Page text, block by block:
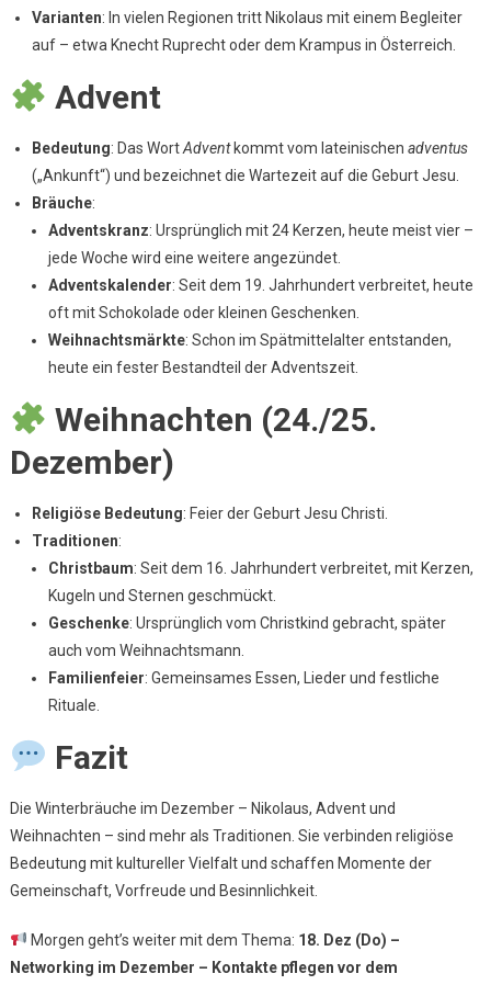
Varianten: In vielen Regionen tritt Nikolaus mit einem Begleiter
auf – etwa Knecht Ruprecht oder dem Krampus in Österreich.
Advent
Bedeutung: Das WortAdventkommt vom lateinischen adventus
(„Ankunft“) und bezeichnet die Wartezeit auf die Geburt Jesu.
Bräuche:
Adventskranz: Ursprünglich mit 24 Kerzen, heute meist vier –
jede Woche wird eine weitere angezündet.
Adventskalender: Seit dem 19. Jahrhundert verbreitet, heute
oft mit Schokolade oder kleinen Geschenken.
Weihnachtsmärkte: Schon im Spätmittelalter entstanden,
heute ein fester Bestandteil der Adventszeit.
Weihnachten (24./25.
Dezember)
Religiöse Bedeutung: Feier der Geburt Jesu Christi.
Traditionen:
Christbaum: Seit dem 16. Jahrhundert verbreitet, mit Kerzen,
Kugeln und Sternen geschmückt.
Geschenke: Ursprünglich vom Christkind gebracht, später
auch vom Weihnachtsmann.
Familienfeier: Gemeinsames Essen, Lieder und festliche
Rituale.
Fazit
Die Winterbräuche im Dezember – Nikolaus, Advent und
Weihnachten – sind mehr als Traditionen. Sie verbinden religiöse
Bedeutung mit kultureller Vielfalt und schaffen Momente der
Gemeinschaft, Vorfreude und Besinnlichkeit.
Morgen geht’s weiter mit dem Thema: 18. Dez (Do) –
Networking im Dezember – Kontakte pflegen vor dem